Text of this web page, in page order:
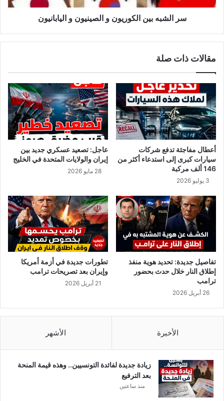
سر الشبه بين الكوريون و الصينيون و اليابانيون
مقالات ذات صلة
أعطال مفاجئة تدفع شركات
سيارات كبرى إلى استدعاء أكثر من
146 ألف مركبة
3 يوليو 2026
عاجل: تصعيد عسكري جديد بين
إيران والولايات المتحدة في الخليج
28 مايو 2026
تفاصيل جديدة: تحديد هوية منفذ
إطلاق النار خلال حدث بحضور
ترامب
26 أبريل 2026
تطورات جديدة في أزمة أمريكا
وإيران بعد تصريحات ترامب
21 أبريل 2026
الأخيرة الأشهر
زيادة جديدة لفائدة التونسيين.. وهذه قيمة المنحة
بعد الترفيع
منذ ساعتين